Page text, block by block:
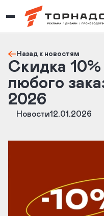
Изготовление
Назад к новостям
Новости12.01.2026
Скидка 10%
любого
2026